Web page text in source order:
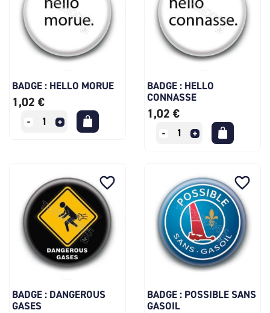
BADGE : HELLO MORUE
1,02 €
BADGE : HELLO
CONNASSE
1,02 €
BADGE : DANGEROUS
GASES
favorite_border
BADGE : POSSIBLE SANS
GASOIL
favorite_border